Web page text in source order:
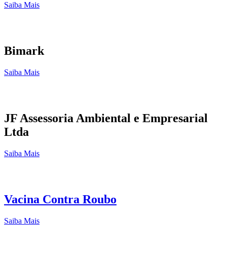
Saiba Mais
Bimark
Saiba Mais
JF Assessoria Ambiental e Empresarial
Ltda
Saiba Mais
Vacina Contra Roubo
Saiba Mais